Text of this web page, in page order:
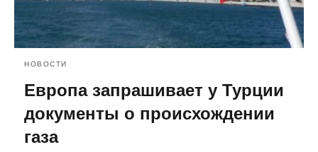
НОВОСТИ
Европа запрашивает у Турции
документы о происхождении
газа